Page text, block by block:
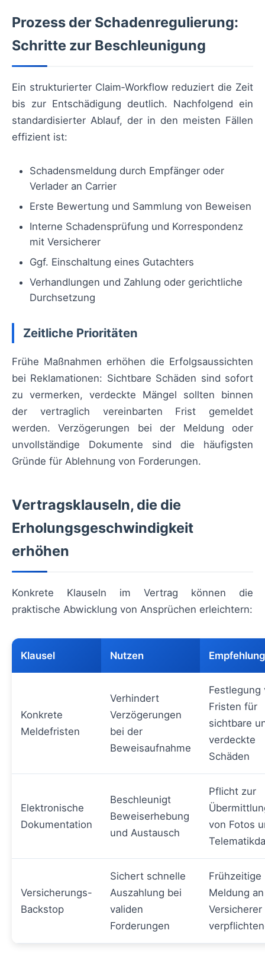
Prozess der Schadenregulierung:
Schritte zur Beschleunigung
Ein strukturierter Claim‑Workflow reduziert die Zeit
bis zur Entschädigung deutlich. Nachfolgend ein
standardisierter Ablauf, der in den meisten Fällen
effizient ist:
Schadensmeldung durch Empfänger oder
Verlader an Carrier
Erste Bewertung und Sammlung von Beweisen
Interne Schadensprüfung und Korrespondenz
mit Versicherer
Ggf. Einschaltung eines Gutachters
Verhandlungen und Zahlung oder gerichtliche
Durchsetzung
Zeitliche Prioritäten
Frühe Maßnahmen erhöhen die Erfolgsaussichten
bei Reklamationen: Sichtbare Schäden sind sofort
zu vermerken, verdeckte Mängel sollten binnen
der vertraglich vereinbarten Frist gemeldet
werden. Verzögerungen bei der Meldung oder
unvollständige Dokumente sind die häufigsten
Gründe für Ablehnung von Forderungen.
Vertragsklauseln, die die
Erholungsgeschwindigkeit
erhöhen
Konkrete Klauseln im Vertrag können die
praktische Abwicklung von Ansprüchen erleichtern:
Klausel Nutzen Empfehlung
Konkrete
Meldefristen
Verhindert
Verzögerungen
bei der
Beweisaufnahme
Festlegung
Fristen für
sichtbare
verdeckte
Schäden
Elektronische
Dokumentation
Beschleunigt
Beweiserhebung
und Austausch
Pflicht zur
von Fotos
Versicherungs-
Backstop
Sichert schnelle
Auszahlung bei
validen
Forderungen
Frühzeitige
Meldung an
Versicherer